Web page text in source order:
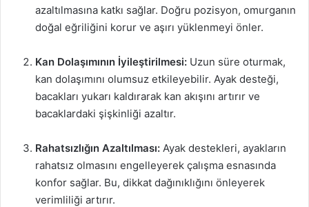
azaltılmasına katkı sağlar. Doğru pozisyon, omurganın
doğal eğriliğini korur ve aşırı yüklenmeyi önler.
Kan Dolaşımının İyileştirilmesi: Uzun süre oturmak,
kan dolaşımını olumsuz etkileyebilir. Ayak desteği,
bacakları yukarı kaldırarak kan akışını artırır ve
bacaklardaki şişkinliği azaltır.
Rahatsızlığın Azaltılması: Ayak destekleri, ayakların
rahatsız olmasını engelleyerek çalışma esnasında
konfor sağlar. Bu, dikkat dağınıklığını önleyerek
verimliliği artırır.